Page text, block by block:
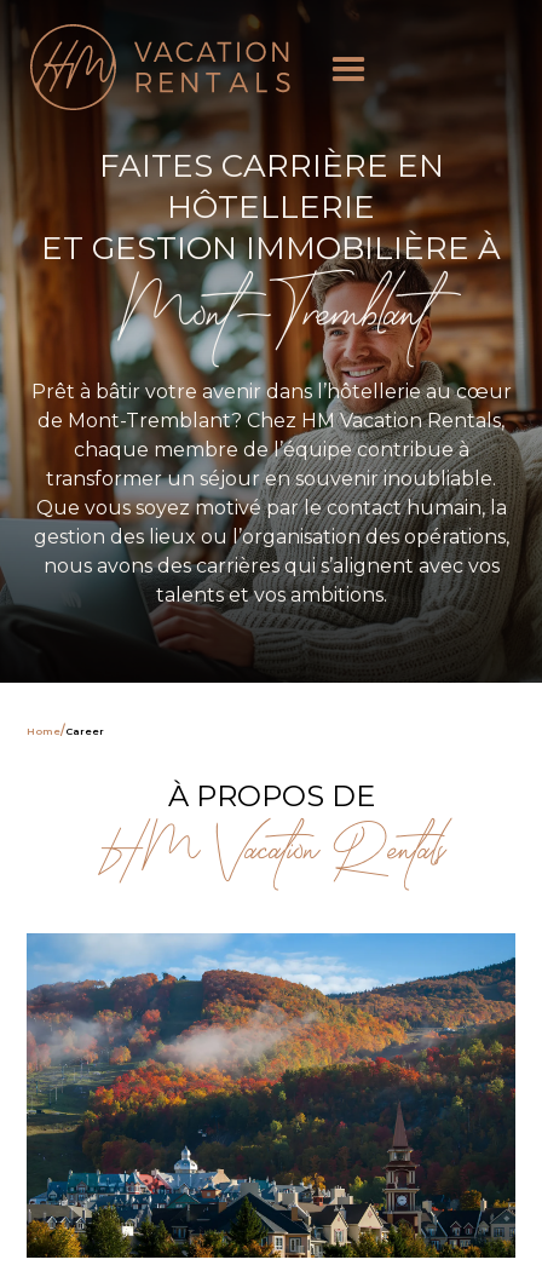
FAITES CARRIÈRE EN
HÔTELLERIE
ET GESTION IMMOBILIÈRE À
Mont-Tremblant
Prêt à bâtir votre avenir dans l’hôtellerie au cœur
de Mont-Tremblant? Chez HM Vacation Rentals,
chaque membre de l’équipe contribue à
transformer un séjour en souvenir inoubliable.
Que vous soyez motivé par le contact humain, la
gestion des lieux ou l’organisation des opérations,
nous avons des carrières qui s’alignent avec vos
talents et vos ambitions.
Home/Career
À PROPOS DE
HM Vacation Rentals